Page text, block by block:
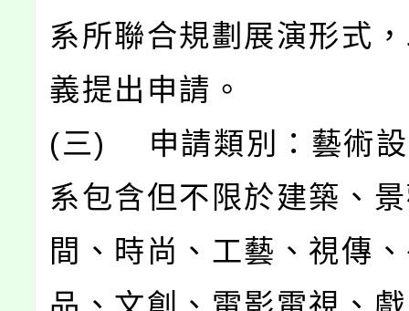
系所聯合規劃展演形式
義提出申請。
(三) 申請類別：藝術設
系包含但不限於建築、
間、時尚、工藝、視傳